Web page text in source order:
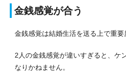
金銭感覚が合う
金銭感覚は結婚生活を送る上で重要
2人の金銭感覚が違いすぎると、ケ
なりかねません。